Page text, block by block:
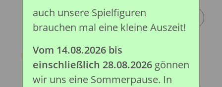
auch unsere Spielfiguren
brauchen mal eine kleine Auszeit!
Vom 14.08.2026 bis
einschließlich 28.08.2026gönnen
wir uns eine Sommerpause. In